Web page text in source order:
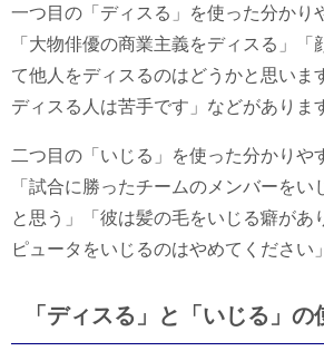
一つ目の「ディスる」を使った分かり
「大物俳優の商業主義をディスる」「
て他人をディスるのはどうかと思いま
ディスる人は苦手です」などがありま
二つ目の「いじる」を使った分かりや
「試合に勝ったチームのメンバーをい
と思う」「彼は髪の毛をいじる癖があ
ピュータをいじるのはやめてください
「ディスる」と「いじる」の